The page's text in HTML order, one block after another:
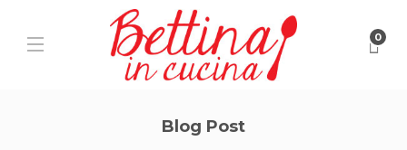
0
Blog Post